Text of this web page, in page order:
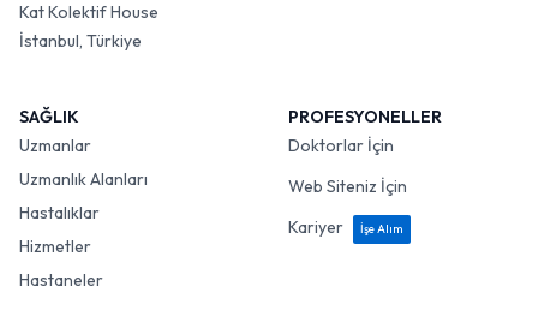
Kat Kolektif House
İstanbul, Türkiye
SAĞLIK
Uzmanlar
Uzmanlık Alanları
Hastalıklar
Hizmetler
Hastaneler
PROFESYONELLER
Doktorlar İçin
Web Siteniz İçin
Kariyer
İşe Alım